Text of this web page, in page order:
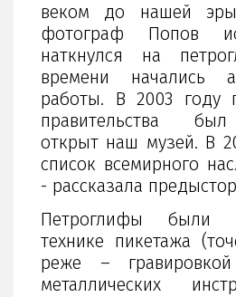
веком до нашей
фотограф Попов
наткнулся на
времени начались
работы. В 2003 году
правительства
открыт наш музей. В
список всемирного
- рассказала
Петроглифы были
технике пикетажа
реже –
металлических